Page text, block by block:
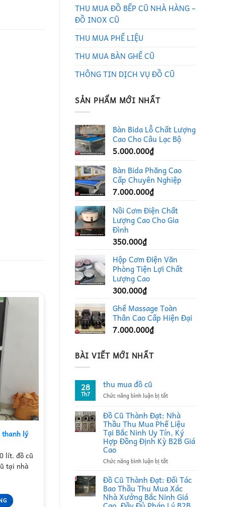
THU MUA ĐỒ BẾP CŨ NHÀ HÀNG –
ĐỒ INOX CŨ
THU MUA PHẾ LIỆU
THU MUA BÀN GHẾ CŨ
THÔNG TIN DỊCH VỤ ĐỒ CŨ
SẢN PHẨM MỚI NHẤT
Bàn Bida Lỗ Chất Lượng
Cao Cho Câu Lạc Bộ
5.000.000₫
Bàn Bida Phăng Cao
Cấp Chuyên Nghiệp
7.000.000₫
Nồi Cơm Điện Chất
Lượng Cao Cho Gia
Đình
350.000₫
Hộp Cơm Điện Văn
Phòng Tiện Lợi Chất
Lượng Cao
300.000₫
Ghế Massage Toàn
Thân Cao Cấp Hiện Đại
7.000.000₫
BÀI VIẾT MỚI NHẤT
28
Th7
thu mua đồ cũ
Chức năng bình luận bị tắtở
mua
đồ
cũ
Đồ Cũ Thành Đạt: Nhà
Thầu Thu Mua Phế Liệu
Tại Bắc Ninh Uy Tín, Ký
Hợp Đồng Định Kỳ B2B Giá
Cao
Chức năng bình luận bị tắtở
Cũ
Thành
Đạt:
Nhà
Đồ Cũ Thành Đạt: Đối Tác
Bao Thầu Thu Mua Xác
Nhà Xưởng Bắc Ninh Giá
thanh lý
lít. đồ cũ
tại nhà
tủ đông công nghiệp đứng 1200
lít cũ
tủ đông công nghiệp xuất xứ trung
quốc đã qua sử dụng 2 năm máy
móc hoạt động bình thường…
12.000.000₫
THÊM VÀO GIỎ HÀNG